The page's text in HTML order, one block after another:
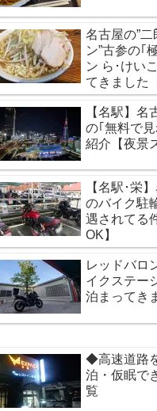
名古屋の”二
ン”古参の｢
ン ら･けい
てきました
【名駅】名
の｢無料で
紹介【夜景
【名駅･栄
のバイク駐
遇されてる
OK】
レッドバロ
イクステー
泊まってき
◆高速道路
泊・仮眠で
覧